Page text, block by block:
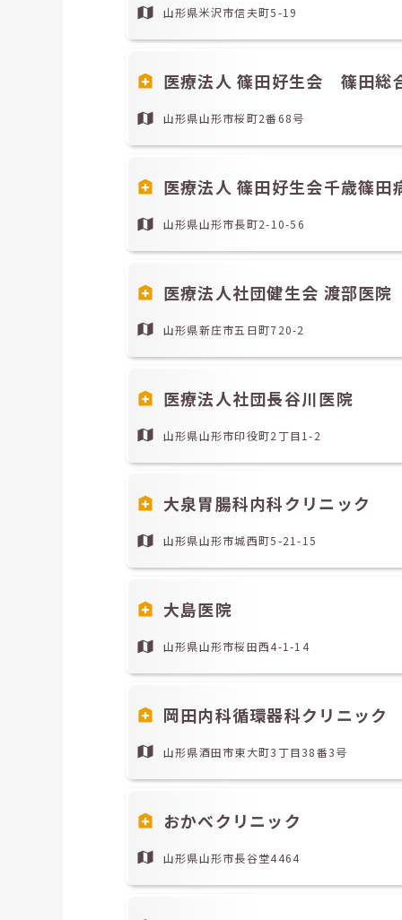
山形県米沢市信夫町5-19
医療法人 篠田好生会 篠田総
山形県山形市桜町2番68号
医療法人 篠田好生会千歳篠田
山形県山形市長町2-10-56
医療法人社団健生会 渡部医院
山形県新庄市五日町720-2
医療法人社団長谷川医院
山形県山形市印役町2丁目1-2
大泉胃腸科内科クリニック
山形県山形市城西町5-21-15
大島医院
山形県山形市桜田西4-1-14
岡田内科循環器科クリニック
山形県酒田市東大町3丁目38番3号
おかべクリニック
山形県山形市長谷堂4464